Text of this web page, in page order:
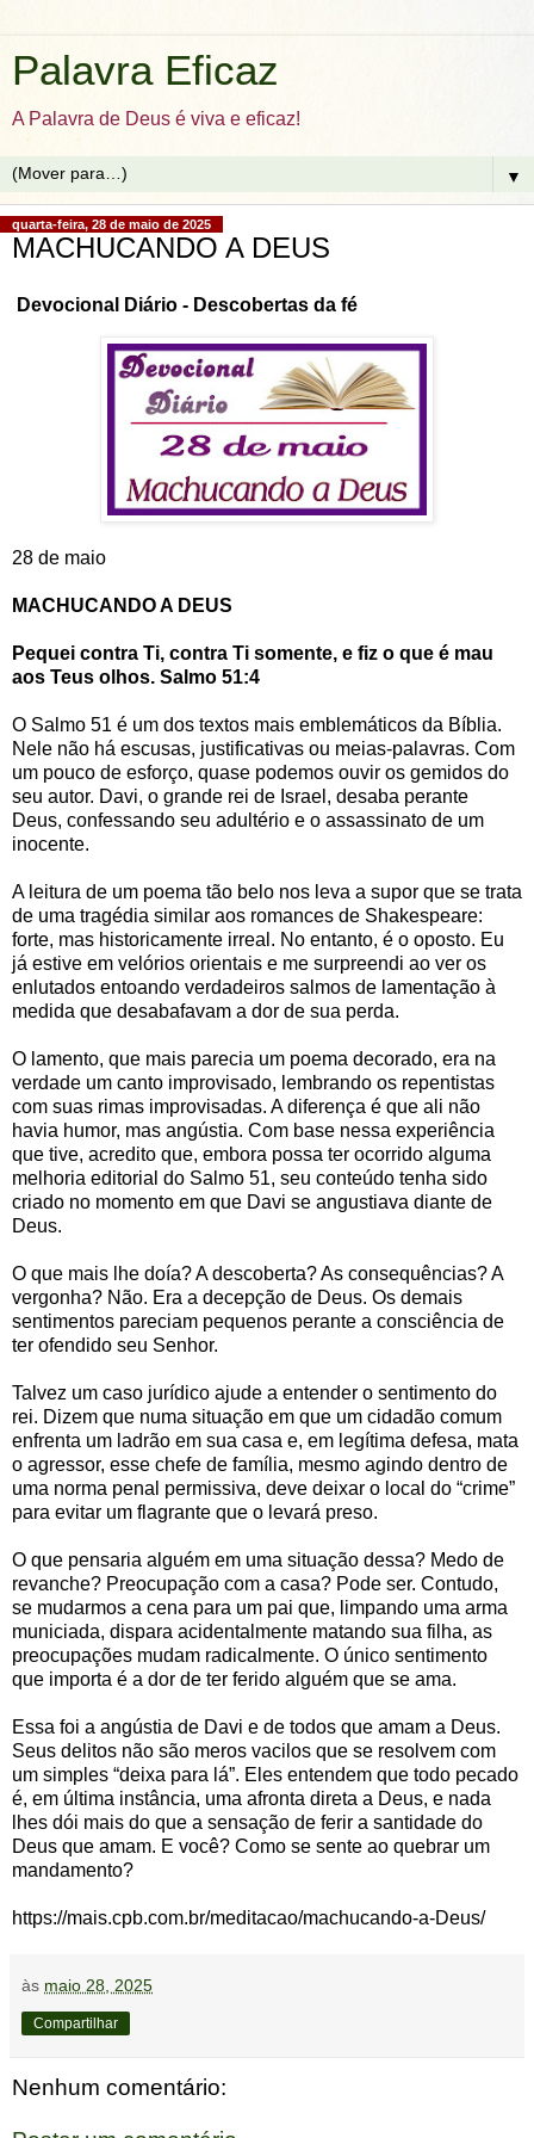
Palavra Eficaz
A Palavra de Deus é viva e eficaz!
▼
quarta-feira, 28 de maio de 2025
MACHUCANDO A DEUS
Devocional Diário - Descobertas da fé
28 de maio
MACHUCANDO A DEUS
Pequei contra Ti, contra Ti somente, e fiz o que é mau
aos Teus olhos. Salmo 51:4
O Salmo 51 é um dos textos mais emblemáticos da Bíblia.
Nele não há escusas, justificativas ou meias-palavras. Com
um pouco de esforço, quase podemos ouvir os gemidos do
seu autor. Davi, o grande rei de Israel, desaba perante
Deus, confessando seu adultério e o assassinato de um
inocente.
A leitura de um poema tão belo nos leva a supor que se trata
de uma tragédia similar aos romances de Shakespeare:
forte, mas historicamente irreal. No entanto, é o oposto. Eu
já estive em velórios orientais e me surpreendi ao ver os
enlutados entoando verdadeiros salmos de lamentação à
medida que desabafavam a dor de sua perda.
O lamento, que mais parecia um poema decorado, era na
verdade um canto improvisado, lembrando os repentistas
com suas rimas improvisadas. A diferença é que ali não
havia humor, mas angústia. Com base nessa experiência
que tive, acredito que, embora possa ter ocorrido alguma
melhoria editorial do Salmo 51, seu conteúdo tenha sido
criado no momento em que Davi se angustiava diante de
Deus.
O que mais lhe doía? A descoberta? As consequências? A
vergonha? Não. Era a decepção de Deus. Os demais
sentimentos pareciam pequenos perante a consciência de
ter ofendido seu Senhor.
Talvez um caso jurídico ajude a entender o sentimento do
rei. Dizem que numa situação em que um cidadão comum
enfrenta um ladrão em sua casa e, em legítima defesa, mata
o agressor, esse chefe de família, mesmo agindo dentro de
uma norma penal permissiva, deve deixar o local do “crime”
para evitar um flagrante que o levará preso.
O que pensaria alguém em uma situação dessa? Medo de
revanche? Preocupação com a casa? Pode ser. Contudo,
se mudarmos a cena para um pai que, limpando uma arma
municiada, dispara acidentalmente matando sua filha, as
preocupações mudam radicalmente. O único sentimento
que importa é a dor de ter ferido alguém que se ama.
Essa foi a angústia de Davi e de todos que amam a Deus.
Seus delitos não são meros vacilos que se resolvem com
um simples “deixa para lá”. Eles entendem que todo pecado
é, em última instância, uma afronta direta a Deus, e nada
lhes dói mais do que a sensação de ferir a santidade do
Deus que amam. E você? Como se sente ao quebrar um
mandamento?
https://mais.cpb.com.br/meditacao/machucando-a-Deus/
às maio 28, 2025
Compartilhar
Nenhum comentário: